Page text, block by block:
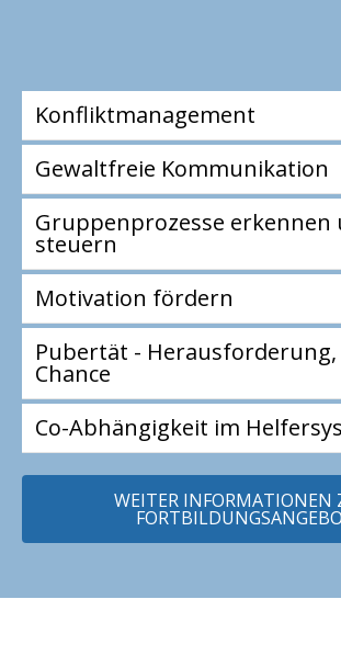
Konfliktmanagement
Gewaltfreie Kommunikation
Gruppenprozesse erkennen
steuern
Motivation fördern
Pubertät - Herausforderung,
Chance
Co-Abhängigkeit im
WEITER INFORMATIONEN